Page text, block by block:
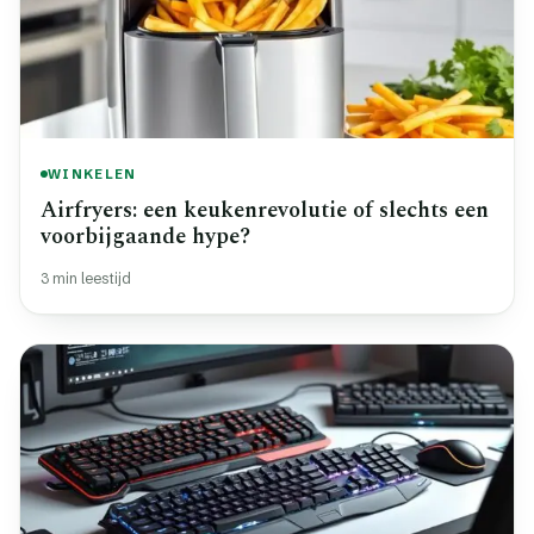
WINKELEN
Airfryers: een keukenrevolutie of slechts een
voorbijgaande hype?
3 min leestijd